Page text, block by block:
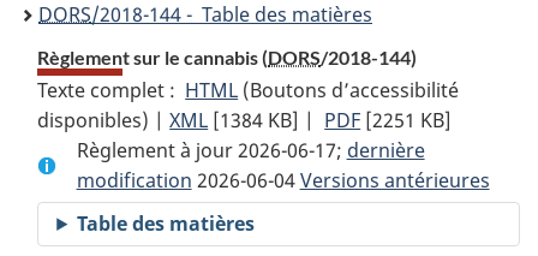
DORS/2018-144 - Table des matières
Règlement sur le cannabis (DORS/2018-144)
Texte complet : HTML Texte
complet
:
Règlement
sur
le
(Boutons d’accessibilité
disponibles) |XML Texte
complet
:
Règlement
sur
[1384 KB] | PDF Texte
complet
:
Règlement
sur
[2251 KB]
Règlement à jour 2026-06-17; dernière
modification 2026-06-04Versions antérieures
Table des matières